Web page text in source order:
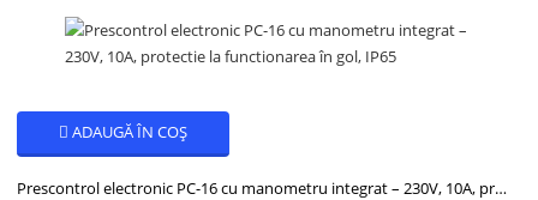
ADAUGĂ ÎN COȘ
Prescontrol electronic PC-16 cu manometru integrat – 230V, 10A, protectie la functionarea în gol, IP65